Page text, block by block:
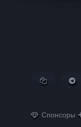
Спонсоры